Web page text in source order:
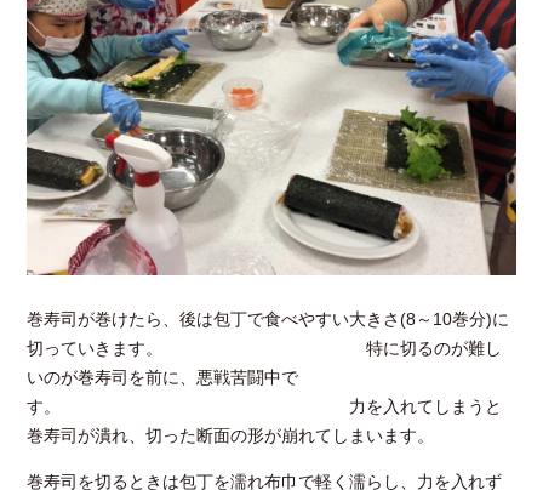
巻寿司が巻けたら、後は包丁で食べやすい大きさ(8～10巻分)に
切っていきます。 特に切るのが難し
いのが巻寿司を前に、悪戦苦闘中で
す。 力を入れてしまうと
巻寿司が潰れ、切った断面の形が崩れてしまいます。
巻寿司を切るときは包丁を濡れ布巾で軽く濡らし、力を入れず